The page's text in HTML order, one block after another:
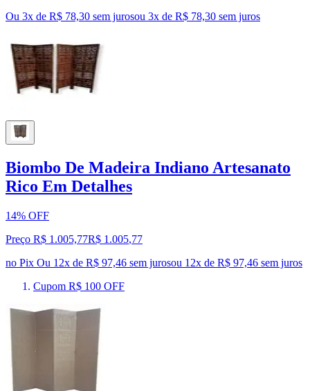
Ou 3x de R$ 78,30 sem jurosou 3x de R$ 78,30 sem juros
Biombo De Madeira Indiano Artesanato
Rico Em Detalhes
14% OFF
Preço R$ 1.005,77R$ 1.005,77
no Pix Ou 12x de R$ 97,46 sem jurosou 12x de R$ 97,46 sem juros
Cupom R$ 100 OFF